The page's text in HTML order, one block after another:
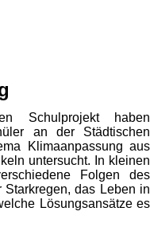
Schulprojekt haben
an der Städtischen
Klimaanpassung aus
untersucht. In kleinen
Folgen des
das Leben in
Lösungsansätze es